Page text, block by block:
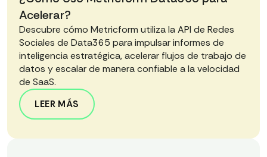
Acelerar?
Descubre cómo Metricform utiliza la API de Redes
Sociales de Data365 para impulsar informes de
inteligencia estratégica, acelerar flujos de trabajo de
datos y escalar de manera confiable a la velocidad
de SaaS.
LEER MÁS